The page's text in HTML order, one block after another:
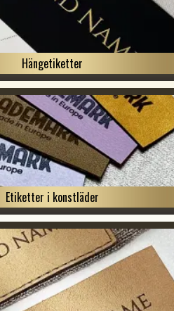
Hängetiketter
Etiketter i konstläder